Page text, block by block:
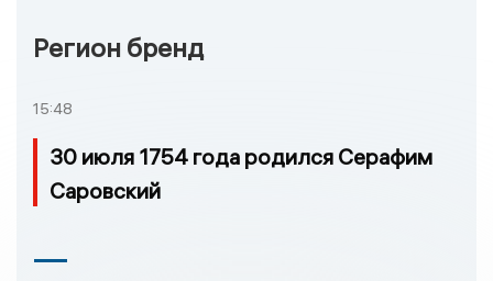
Регион бренд
15:48
30 июля 1754 года родился Серафим
Саровский